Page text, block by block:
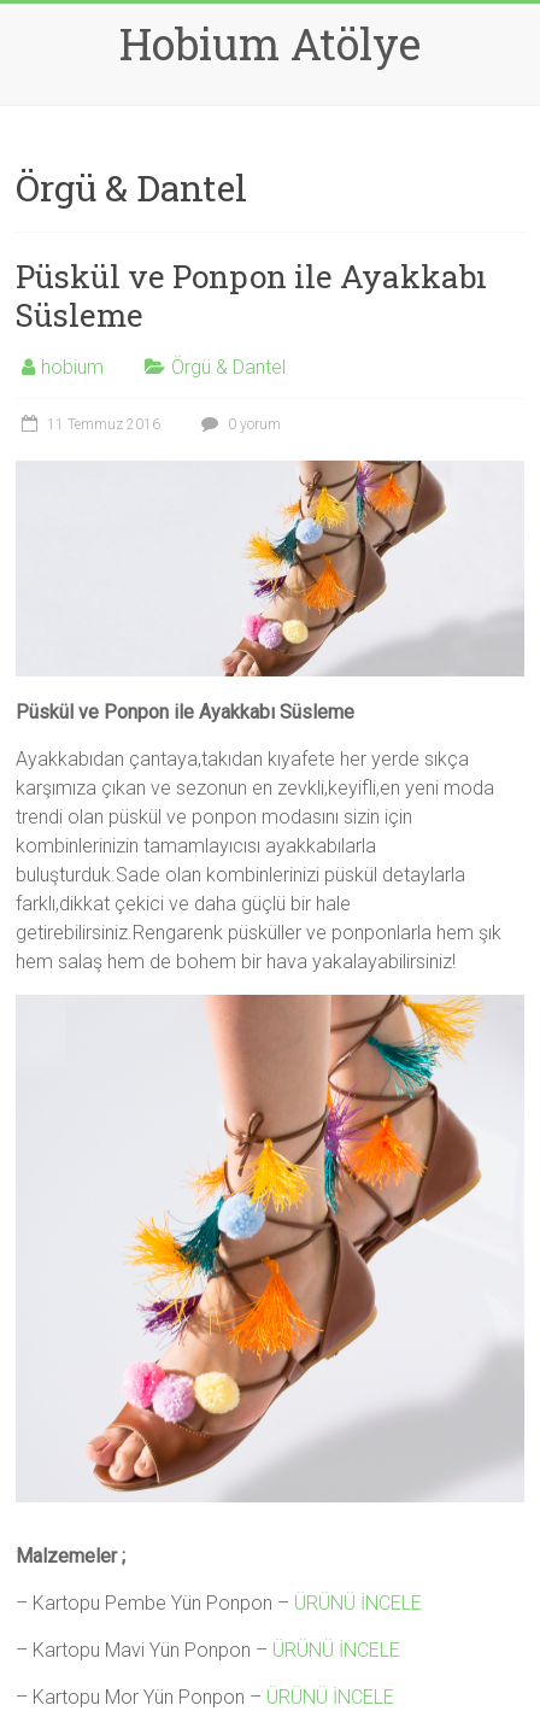
Hobium Atölye
Örgü & Dantel
Püskül ve Ponpon ile Ayakkabı
Süsleme
hobium Örgü & Dantel
11 Temmuz 2016 0 yorum
Püskül ve Ponpon ile Ayakkabı Süsleme
Ayakkabıdan çantaya,takıdan kıyafete her yerde sıkça
karşımıza çıkan ve sezonun en zevkli,keyifli,en yeni moda
trendi olan püskül ve ponpon modasını sizin için
kombinlerinizin tamamlayıcısı ayakkabılarla
buluşturduk.Sade olan kombinlerinizi püskül detaylarla
farklı,dikkat çekici ve daha güçlü bir hale
getirebilirsiniz.Rengarenk püsküller ve ponponlarla hem şık
hem salaş hem de bohem bir hava yakalayabilirsiniz!
Malzemeler ;
– Kartopu Pembe Yün Ponpon – ÜRÜNÜ İNCELE
– Kartopu Mavi Yün Ponpon – ÜRÜNÜ İNCELE
– Kartopu Mor Yün Ponpon – ÜRÜNÜ İNCELE